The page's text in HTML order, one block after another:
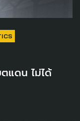
แดน ไม่ได้